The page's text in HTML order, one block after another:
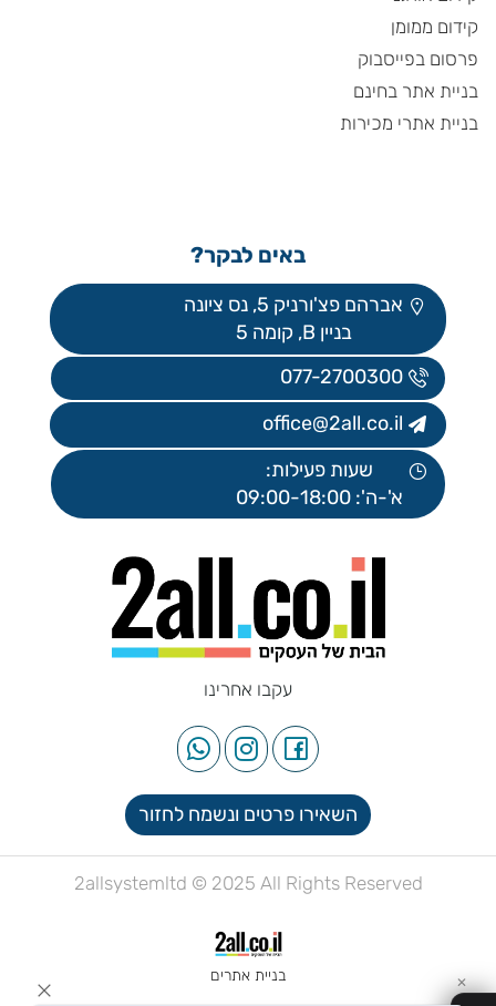
קידום ממומן
פרסום בפייסבוק
בניית אתר בחינם
בניית אתרי מכירות
באים לבקר?
אברהם פצ'ורניק 5, נס ציונה
בניין B, קומה 5
077-2700300
office@2all.co.il
שעות פעילות:
א'-ה': 09:00-18:00
עקבו אחרינו
השאירו פרטים ונשמח לחזור
2allsystemltd © 2025 All Rights Reserved
בניית אתרים ✕